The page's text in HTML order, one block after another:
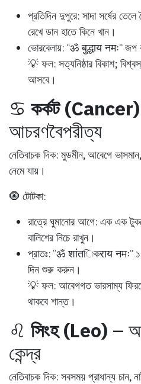
প্রতিদিন দুপুরে: সাদা সর্ষের
রেখে ডান হাতে কিনে খান।
ভোরবেলায়: “ॐ बुद्धाय नमः” জপ
💡 ফল: সত্যনিষ্ঠার বিকাশ;
আসবে।
♋ কর্কট (Cancer)
আচরণবৈপরীত্য
নেতিবাচক দিক: মুডমীন, আবেগে
নেমে যায়।
🧿 টোটকা:
রাত্রে ঘুমানোর আগে: এক এক
বালিশের নিচে রাখুন।
প্রাতঃ: “ॐ शांतিকराय नमः”
দিন শুরু করুন।
💡 ফল: আবেগগত ভারসাম্য
থাকবে শান্ত।
♌ সিংহ (Leo) –
কেন্দ্র
নেতিবাচক দিক: সবসময় প্রাধান্য চান,